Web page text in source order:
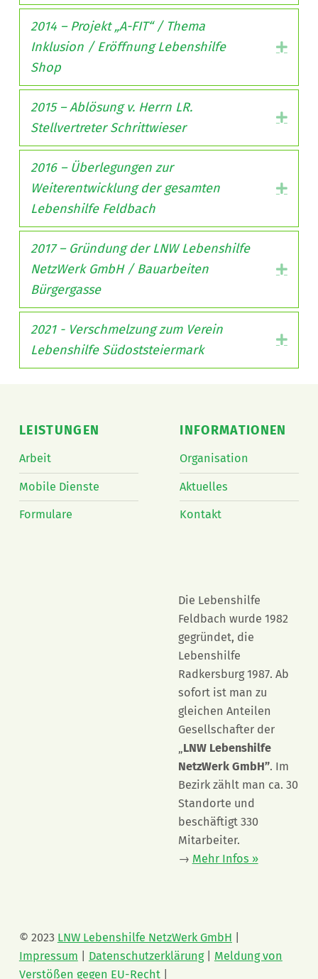
2014 – Projekt „A-FIT“ / Thema
Inklusion / Eröffnung Lebenshilfe
Shop
2015 – Ablösung v. Herrn LR.
Stellvertreter Schrittwieser
2016 – Überlegungen zur
Weiterentwicklung der gesamten
Lebenshilfe Feldbach
2017 – Gründung der LNW Lebenshilfe
NetzWerk GmbH / Bauarbeiten
Bürgergasse
2021 - Verschmelzung zum Verein
Lebenshilfe Südoststeiermark
LEISTUNGEN
Arbeit
Mobile Dienste
Formulare
INFORMATIONEN
Organisation
Aktuelles
Kontakt
Die Lebenshilfe
Feldbach wurde 1982
gegründet, die
Lebenshilfe
Radkersburg 1987. Ab
sofort ist man zu
gleichen Anteilen
Gesellschafter der
„LNW Lebenshilfe
NetzWerk GmbH”. Im
Bezirk zählt man ca. 30
Standorte und
beschäftigt 330
Mitarbeiter.
→ Mehr Infos »
© 2023 LNW Lebenshilfe NetzWerk GmbH
Impressum
Datenschutzerklärung
Meldung von
Verstößen gegen EU-Recht|